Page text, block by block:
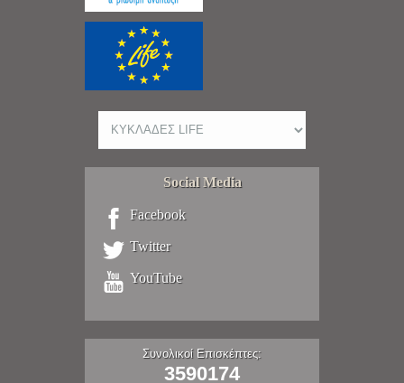
Social Media
Facebook
Twitter
YouTube
Συνολικοί Επισκέπτες:
3590174